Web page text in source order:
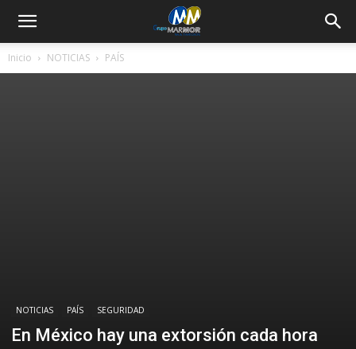
Inicio NOTICIAS PAÍS
NOTICIAS PAÍS SEGURIDAD
En México hay una extorsión cada hora